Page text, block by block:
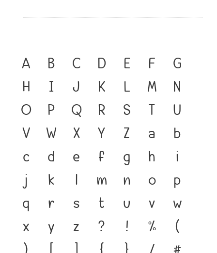
A B C D E F
G
H
I J K L M
N
O
P Q R S T
U
V
W X Y Z a
b
c
d e f g h
i
j
k l m n o
p
q
r s t u v
w
x
y z ? ! %
(
)
[ ] { } /
#